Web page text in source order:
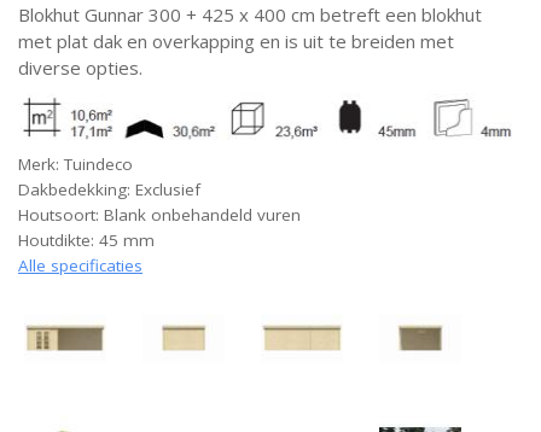
Blokhut Gunnar 300 + 425 x 400 cm betreft een blokhut
met plat dak en overkapping en is uit te breiden met
diverse opties.
Merk: Tuindeco
Dakbedekking: Exclusief
Houtsoort: Blank onbehandeld vuren
Houtdikte: 45 mm
Alle specificaties